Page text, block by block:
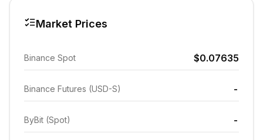
Market Prices
Binance Spot $0.07635
Binance Futures (USD-S) -
ByBit (Spot) -